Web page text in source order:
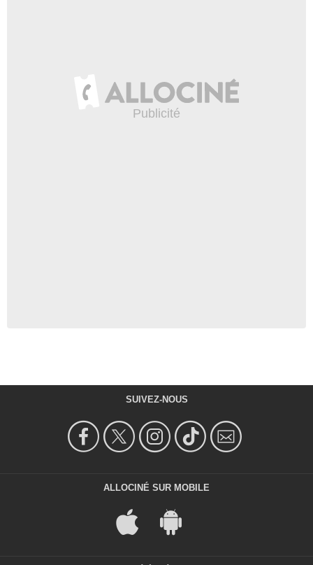
SUIVEZ-NOUS
ALLOCINÉ SUR MOBILE